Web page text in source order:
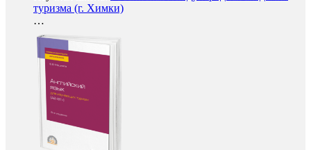
туризма (г. Химки)
…